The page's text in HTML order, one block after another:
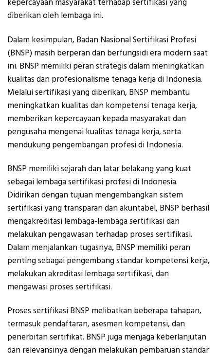
kepercayaan masyarakat terhadap sertifikasi yang
diberikan oleh lembaga ini.
Dalam kesimpulan, Badan Nasional Sertifikasi Profesi
(BNSP) masih berperan dan berfungsidi era modern saat
ini. BNSP memiliki peran strategis dalam meningkatkan
kualitas dan profesionalisme tenaga kerja di Indonesia.
Melalui sertifikasi yang diberikan, BNSP membantu
meningkatkan kualitas dan kompetensi tenaga kerja,
memberikan kepercayaan kepada masyarakat dan
pengusaha mengenai kualitas tenaga kerja, serta
mendukung pengembangan profesi di Indonesia.
BNSP memiliki sejarah dan latar belakang yang kuat
sebagai lembaga sertifikasi profesi di Indonesia.
Didirikan dengan tujuan mengembangkan sistem
sertifikasi yang transparan dan akuntabel, BNSP berhasil
mengakreditasi lembaga-lembaga sertifikasi dan
melakukan pengawasan terhadap proses sertifikasi.
Dalam menjalankan tugasnya, BNSP memiliki peran
penting sebagai pengembang standar kompetensi kerja,
melakukan akreditasi lembaga sertifikasi, dan
mengawasi proses sertifikasi.
Proses sertifikasi BNSP melibatkan beberapa tahapan,
termasuk pendaftaran, asesmen kompetensi, dan
penerbitan sertifikat. BNSP juga menjaga keberlanjutan
dan relevansinya dengan melakukan pembaruan standar